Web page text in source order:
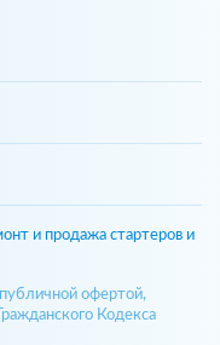
и продажа стартеров и
офертой,
Кодекса